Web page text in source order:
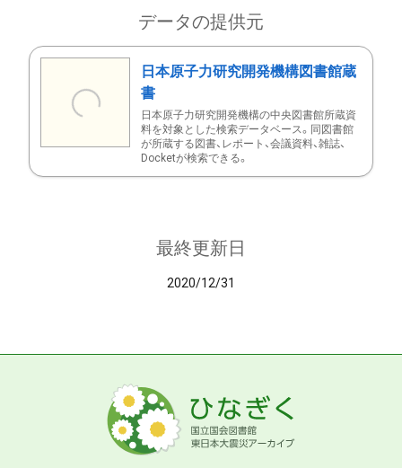
データの提供元
日本原子力研究開発機構図書館蔵
書
日本原子力研究開発機構の中央図書館所蔵資
料を対象とした検索データベース。同図書館
が所蔵する図書、レポート、会議資料、雑誌、
Docketが検索できる。
最終更新日
2020/12/31